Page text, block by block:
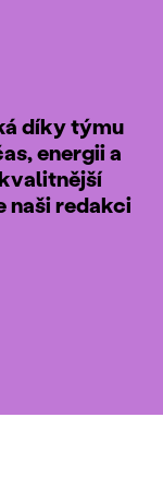
díky týmu
energii a
naši redakci